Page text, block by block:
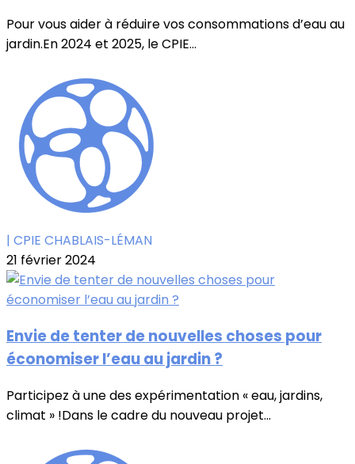
Pour vous aider à réduire vos consommations d’eau au
jardin.En 2024 et 2025, le CPIE...
| CPIE CHABLAIS-LÉMAN
21 février 2024
Envie de tenter de nouvelles choses pour
économiser l’eau au jardin ?
Participez à une des expérimentation « eau, jardins,
climat » !Dans le cadre du nouveau projet...